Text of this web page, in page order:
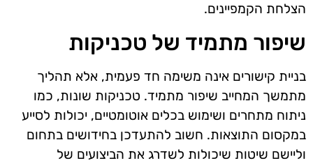
הצלחת הקמפיינים.
שיפור מתמיד של טכניקות
בניית קישורים אינה משימה חד פעמית, אלא תהליך
מתמשך המחייב שיפור מתמיד. טכניקות שונות, כמו
ניתוח מתחרים ושימוש בכלים אוטומטיים, יכולות לסייע
במקסום התוצאות. חשוב להתעדכן בחידושים בתחום
וליישם שיטות שיכולות לשדרג את הביצועים של